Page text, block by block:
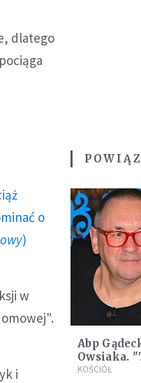
dlatego
o
)
w
i
Abp
Owsiaka.
KOŚCIÓŁ